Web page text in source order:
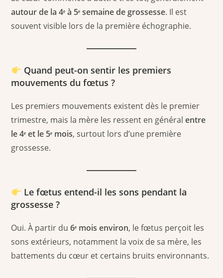
autour de la 4ᵉ à 5ᵉ semaine de grossesse. Il est
souvent visible lors de la première échographie.
Quand peut-on sentir les premiers
mouvements du fœtus ?
Les premiers mouvements existent dès le premier
trimestre, mais la mère les ressent en généralentre
le 4ᵉ et le 5ᵉ mois, surtout lors d’une première
grossesse.
Le fœtus entend-il les sons pendant la
grossesse ?
Oui. À partir du6ᵉ mois environ, le fœtus perçoit les
sons extérieurs, notamment la voix de sa mère, les
battements du cœur et certains bruits environnants.